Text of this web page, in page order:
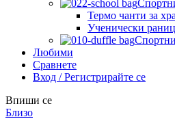
Термо чанти за
Ученически
Любими
Сравнете
Вход / Регистрирайте се
Впиши се
Близо